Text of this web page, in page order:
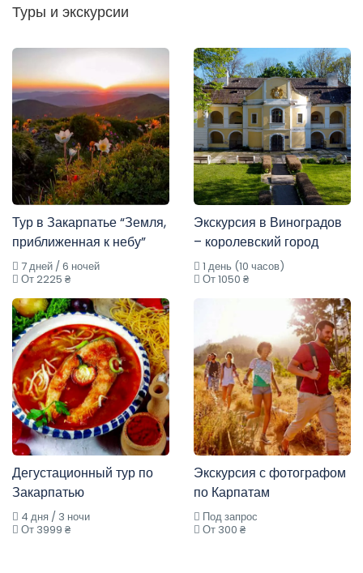
Туры и экскурсии
Тур в Закарпатье “Земля,
приближенная к небу”
7 дней / 6 ночей
От 2225 ₴
Экскурсия в Виноградов
– королевский город
1 день (10 часов)
От 1050 ₴
Дегустационный тур по
Закарпатью
4 дня / 3 ночи
От 3999 ₴
Экскурсия с фотографом
по Карпатам
Под запрос
От 300 ₴